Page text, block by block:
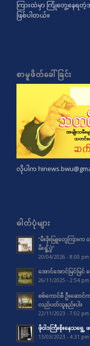
ကြားထဲမှာ ကြုံတွေ့နေရတဲ့
ဖြစ်ပါတယ်။
စာမူဖိတ်ခေါ်ခြင်း
လိုပါက
ဓါတ်ပုံများ
“မီးခိုးမြူတွေကြား
မီးရှို့ပွဲ”
20/04/2026 - 8:00 pm
အောင်အောင်မြင်မြ
26/11/2025 - 2:54 pm
စစ်ကောင်စီ ဦးဆောင်
လည်ပတ်သူနည်းပါး
22/11/2023 - 7:02 pm
ဖိုဝါဒကြီးစိုးနေသရွ
13/03/2023 - 4:31 pm